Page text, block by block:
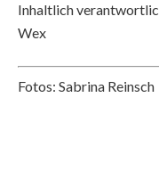
Inhaltlich
Wex
Fotos: Sabrina Reinsch